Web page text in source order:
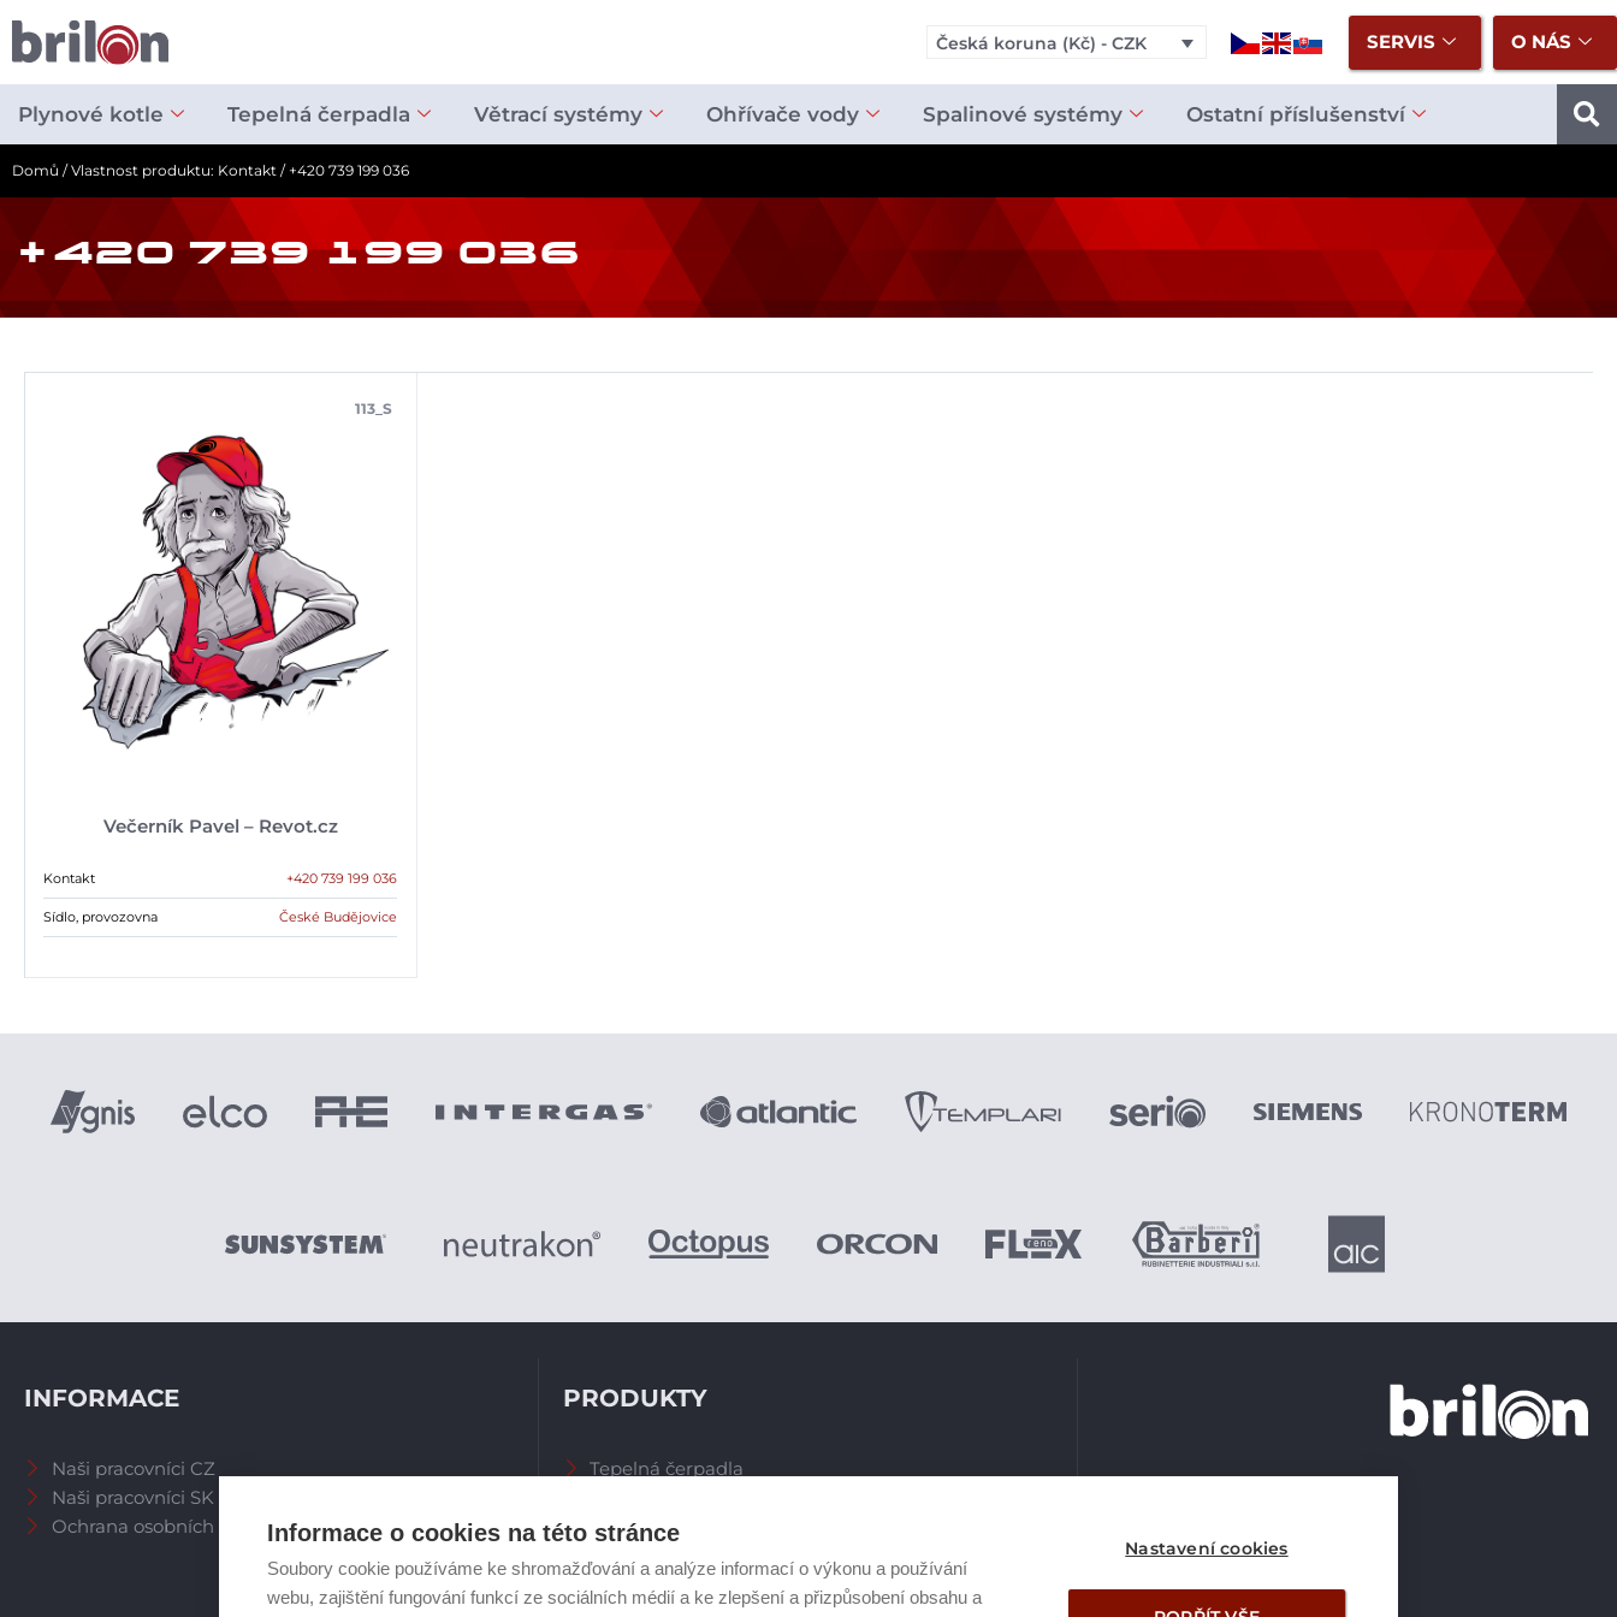
Informace o cookies na této stránce
Soubory cookie používáme ke shromažďování a analýze informací o výkonu a používání
webu, zajištění fungování funkcí ze sociálních médií a ke zlepšení a přizpůsobení obsahu a
Nastavení cookies
obsah
Česká koruna (Kč) - CZK SERVIS O NÁS
Plynové kotle Tepelná čerpadla Větrací systémy Ohřívače vody Spalinové systémy Ostatní příslušenství
Domů / Vlastnost produktu: Kontakt / +420 739 199 036
+420 739 199 036
Večerník Pavel – Revot.cz
113_S
Kontakt +420 739 199 036
Sídlo, provozovna České Budějovice
INFORMACE
Naši pracovníci CZ
Naši pracovníci SK
Ochrana osobních údajů
PRODUKTY
Tepelná čerpadla
Zásobníky TV
Plynové kotle